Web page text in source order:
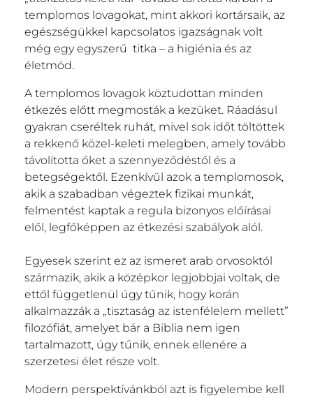
templomos lovagokat, mint akkori kortársaik, az
egészségükkel kapcsolatos igazságnak volt
még egy egyszerű titka – a higiénia és az
életmód.
A templomos lovagok köztudottan minden
étkezés előtt megmosták a kezüket. Ráadásul
gyakran cseréltek ruhát, mivel sok időt töltöttek
a rekkenő közel-keleti melegben, amely tovább
távolította őket a szennyeződéstől és a
betegségektől. Ezenkívül azok a templomosok,
akik a szabadban végeztek fizikai munkát,
felmentést kaptak a regula bizonyos előírásai
elől, legfőképpen az étkezési szabályok alól.
Egyesek szerint ez az ismeret arab orvosoktól
származik, akik a középkor legjobbjai voltak, de
ettől függetlenül úgy tűnik, hogy korán
alkalmazzák a „tisztaság az istenfélelem mellett”
filozófiát, amelyet bár a Biblia nem igen
tartalmazott, úgy tűnik, ennek ellenére a
szerzetesi élet része volt.
Modern perspektívánkból azt is figyelembe kell